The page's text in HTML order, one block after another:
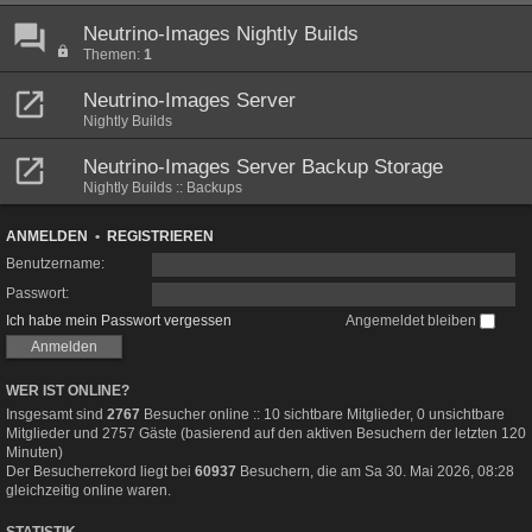
Neutrino-Images Nightly Builds
Themen: 1
Neutrino-Images Server
Nightly Builds
Neutrino-Images Server Backup Storage
Nightly Builds :: Backups
ANMELDEN • REGISTRIEREN
Benutzername:
Passwort:
Ich habe mein Passwort vergessen
Angemeldet bleiben
WER IST ONLINE?
Insgesamt sind 2767 Besucher online :: 10 sichtbare Mitglieder, 0 unsichtbare
Mitglieder und 2757 Gäste (basierend auf den aktiven Besuchern der letzten 120
Minuten)
Der Besucherrekord liegt bei 60937 Besuchern, die am Sa 30. Mai 2026, 08:28
gleichzeitig online waren.